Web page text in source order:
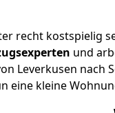
recht kostspielig
und
Leverkusen nach
eine kleine